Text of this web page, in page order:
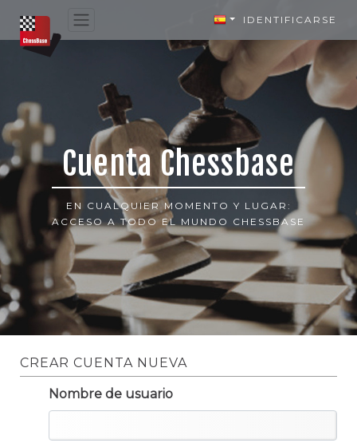
IDENTIFICARSE
Cuenta Chessbase
EN CUALQUIER MOMENTO Y LUGAR:
ACCESO A TODO EL MUNDO CHESSBASE
CREAR CUENTA NUEVA
Nombre de usuario